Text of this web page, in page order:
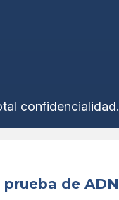
confidencialidad.
de ADN